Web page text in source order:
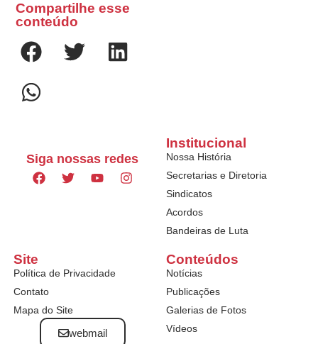
Compartilhe esse
conteúdo
Siga nossas redes
Institucional
Nossa História
Secretarias e Diretoria
Sindicatos
Acordos
Bandeiras de Luta
Site
Política de Privacidade
Contato
Mapa do Site
webmail
Conteúdos
Notícias
Publicações
Galerias de Fotos
Vídeos